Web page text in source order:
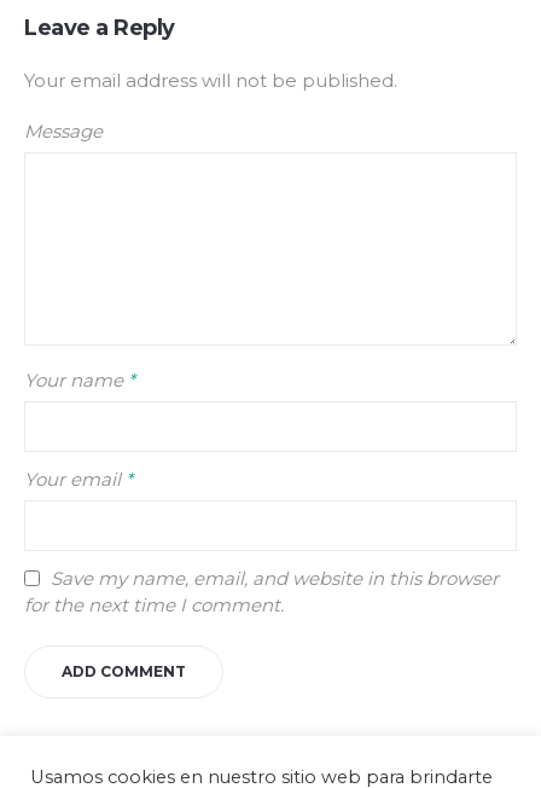
Leave a Reply
Your email address will not be published.
Message
Your name *
Your email *
Save my name, email, and website in this browser
for the next time I comment.
Usamos cookies en nuestro sitio web para brindarte